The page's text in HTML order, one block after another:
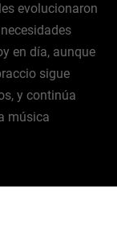
evolucionaron
en día, aunque
sigue
y continúa
música